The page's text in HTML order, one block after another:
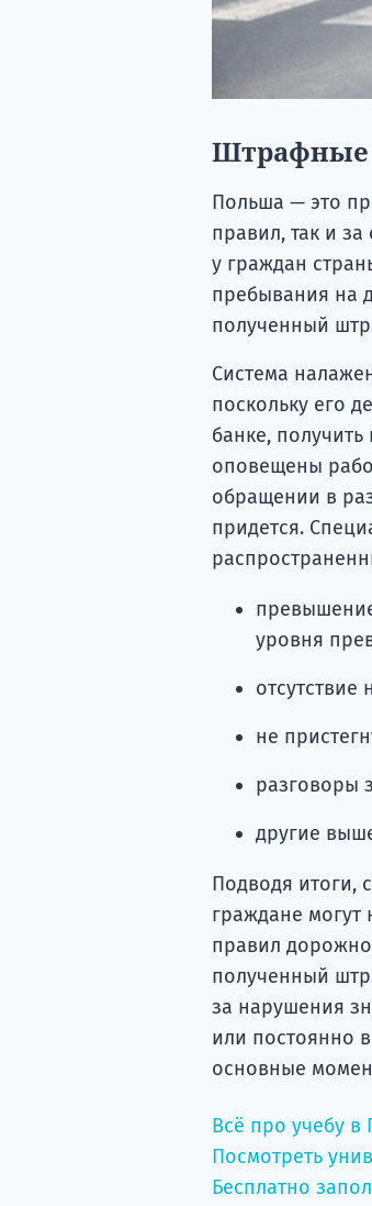
Штрафные
Польша — это
правил, так и
у граждан
пребывания на
полученный
Система
поскольку его
банке,
оповещены
обращении в
придется.
уровня
не
разговоры
другие
Подводя итоги,
граждане могут
правил
полученный
за нарушения
или постоянно
основные
Всё про учебу
Посмотреть
Бесплатно